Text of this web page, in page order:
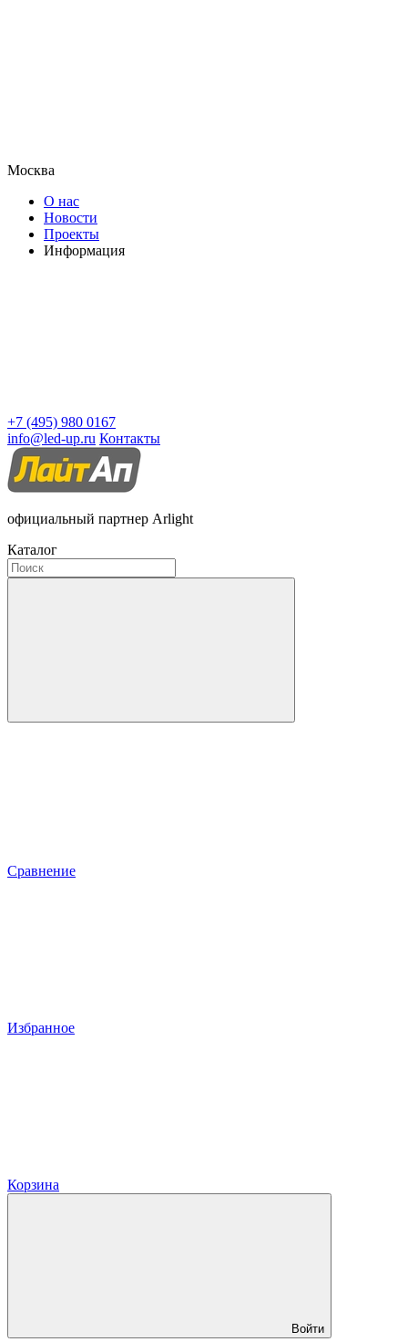
Москва
О нас
Новости
Проекты
Информация
+7 (495) 980 0167
info@led-up.ru Контакты
официальный партнер Arlight
Каталог
Сравнение
Избранное
Корзина
Войти